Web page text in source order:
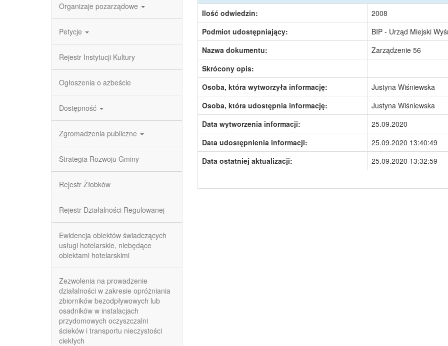
Organizaje pozarządowe
Petycje
Rejestr Instytucji Kultury
Ogłoszenia o azbeście
Dostępność
Zgromadzenia publiczne
Strategia Rozwoju Gminy
Rejestr Żłobków
Rejestr Działalności Regulowanej
Ewidencja obiektów świadczących
usługi hotelarskie, niebędące
obiektami hotelarskimi
Zezwolenia na prowadzenie
działalności w zakresie opróżniania
zbiorników bezodpływowych lub
osadników w instalacjach
przydomowych oczyszczalni
ścieków i transportu nieczystości
ciekłych
Ilość odwiedzin:
2008
Podmiot udostępniający:
BIP - Urząd Miejski
Nazwa dokumentu:
Zarządzenie 56
Skrócony opis:
Osoba, która wytworzyła informację:
Justyna Wiśniewska
Osoba, która udostępnia informację:
Justyna Wiśniewska
Data wytworzenia informacji:
25.09.2020
Data udostępnienia informacji:
25.09.2020 13:40:49
Data ostatniej aktualizacji:
25.09.2020 13:32:59